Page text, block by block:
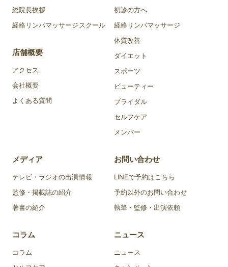
総院長挨拶
経絡リンパマッサージスクール
店舗概要
アクセス
会社概要
よくある質問
初診の方へ
経絡リンパマッサージ
体質改善
ダイエット
スポーツ
ビューティー
ブライダル
セルフケア
メンバー
メディア
テレビ・ラジオの出演情報
監修・掲載誌の紹介
著書の紹介
コラム
コラム
お問い合わせ
LINEで予約はこちら
予約以外のお問い合わせ
執筆・監修・出演依頼
ニュース
ニュース